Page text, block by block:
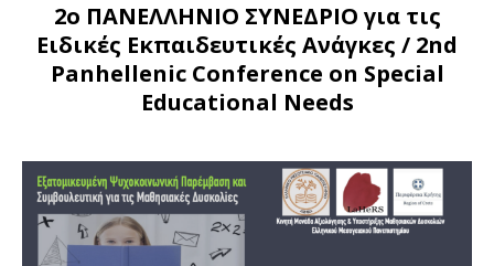
2ο ΠΑΝΕΛΛΗΝΙΟ ΣΥΝΕΔΡΙΟ για τις
Ειδικές Εκπαιδευτικές Ανάγκες / 2nd
Panhellenic Conference on Special
Educational Needs